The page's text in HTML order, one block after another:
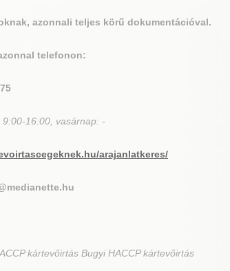
azonnali teljes körű dokumentációval.
telefonon:
16:00, vasárnap: -
arajanlatkeres/
kártevőirtás Bugyi HACCP kártevőirtás